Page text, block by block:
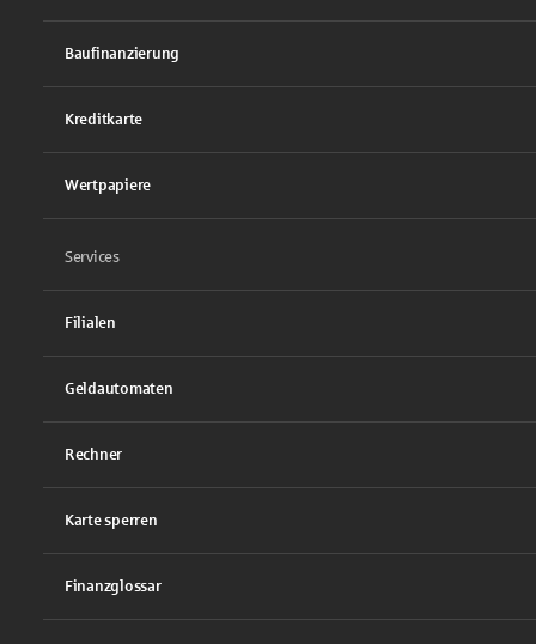
Baufinanzierung
Kreditkarte
Wertpapiere
Services
Filialen
Geldautomaten
Rechner
Karte sperren
Finanzglossar